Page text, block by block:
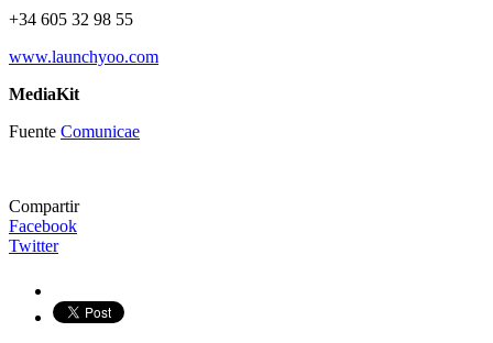
+34 605 32 98 55
www.launchyoo.com
MediaKit
Fuente Comunicae
Compartir
Facebook
Twitter